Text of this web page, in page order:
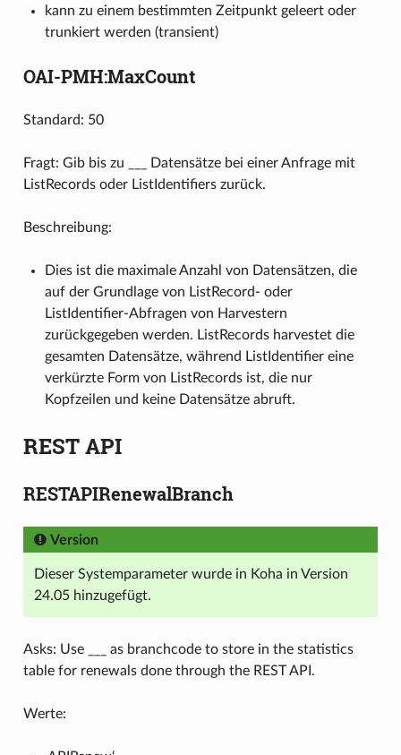
kann zu einem bestimmten Zeitpunkt geleert oder
trunkiert werden (transient)
OAI-PMH:MaxCount
Standard: 50
Fragt: Gib bis zu ___ Datensätze bei einer Anfrage mit
ListRecords oder ListIdentifiers zurück.
Beschreibung:
Dies ist die maximale Anzahl von Datensätzen, die
auf der Grundlage von ListRecord- oder
ListIdentifier-Abfragen von Harvestern
zurückgegeben werden. ListRecords harvestet die
gesamten Datensätze, während ListIdentifier eine
verkürzte Form von ListRecords ist, die nur
Kopfzeilen und keine Datensätze abruft.
REST API
RESTAPIRenewalBranch
Version
Dieser Systemparameter wurde in Koha in Version
24.05 hinzugefügt.
Asks: Use ___ as branchcode to store in the statistics
table for renewals done through the REST API.
Werte: